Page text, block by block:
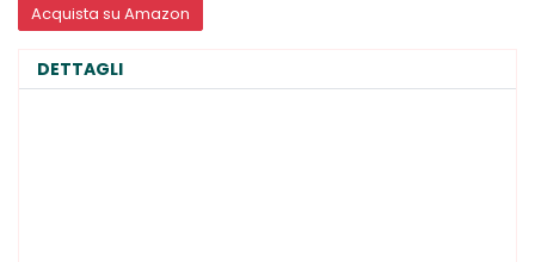
Acquista su Amazon
DETTAGLI